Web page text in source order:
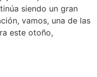
siendo un gran
vamos, una de las
este otoño,